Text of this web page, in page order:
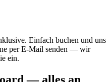
Einfach buchen und uns
per E-Mail senden — wir
ein.